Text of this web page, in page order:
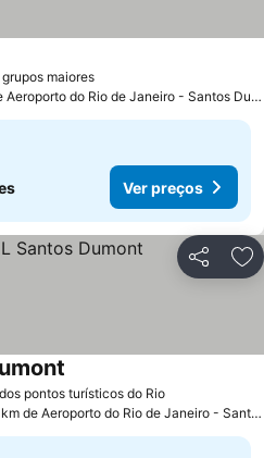
maiores
a 1.2 km de Aeroporto do Rio de Janeiro - Santos Dumont
Ver preços
Partilhar
pontos turísticos do Rio
a 0.6 km de Aeroporto do Rio de Janeiro - Santos Dumont